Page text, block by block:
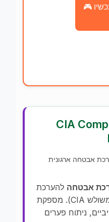
🔐 CIA
אבטחה ארגונית
אבטחה להערכת
חסויות, שלמות וזמינות (משולש CIA). מספקת
ניתוח פערים